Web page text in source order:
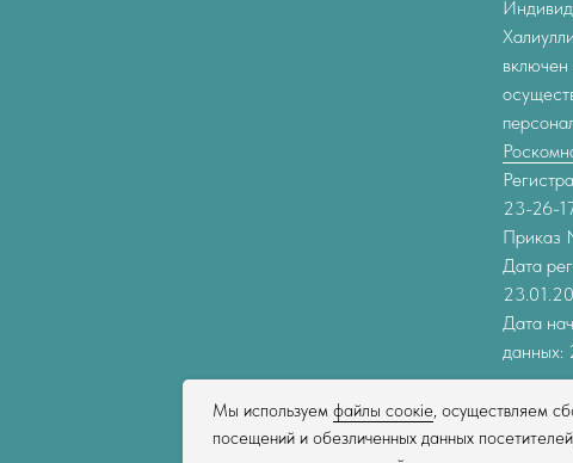
Мы используем файлы соокіе, осуществляем
посещений и обезличенных данных
включен
23-26-
Приказ
Дата
Дата
данных: